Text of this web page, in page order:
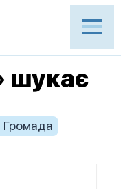
шукає
Громада